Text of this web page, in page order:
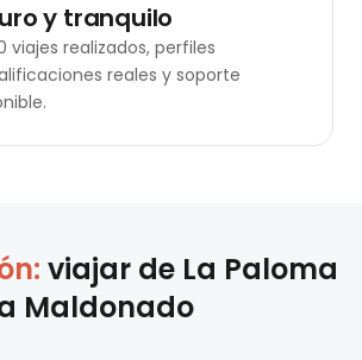
y tranquilo
viajes realizados, perfiles
reales y soporte
viajar de La Paloma
Maldonado